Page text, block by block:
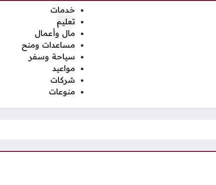
خدمات
تعليم
مال وأعمال
مساعدات ومنح
سياحة وسفر
مواعيد
شركات
منوعات